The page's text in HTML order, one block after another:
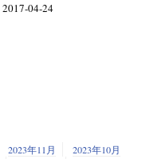
2017-04-24
2023年11月
2023年10月